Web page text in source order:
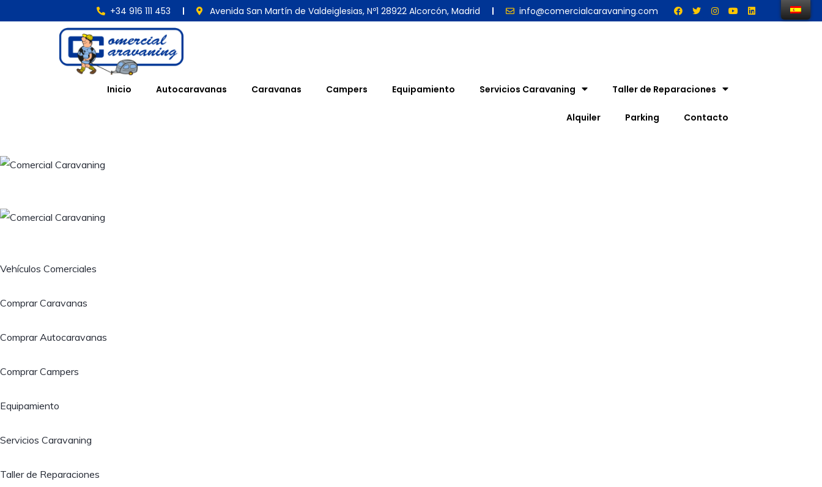
+34 916 111 453 Avenida San Martín de Valdeiglesias, Nº1 28922 Alcorcón, Madrid info@comercialcaravaning.com
Inicio Autocaravanas Caravanas Campers Equipamiento Servicios Caravaning Taller de Reparaciones
Alquiler Parking Contacto
Vehículos Comerciales
Comprar Caravanas
Comprar Autocaravanas
Comprar Campers
Equipamiento
Servicios Caravaning
Taller de Reparaciones